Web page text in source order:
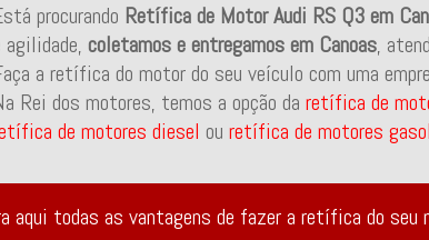
procurando Retífica de Motor Audi RS Q3 em
agilidade, coletamos e entregamos em Canoas,
a retífica do motor do seu veículo com uma
Rei dos motores, temos a opção da retífica de
de motores diesel ou retífica de motores
aqui todas as vantagens de fazer a retífica do seu